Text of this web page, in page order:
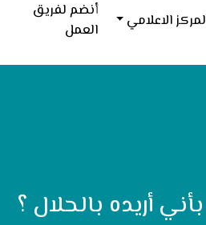
الاعلامي
أنضم لفريق
العمل
أريده بالحلال ؟